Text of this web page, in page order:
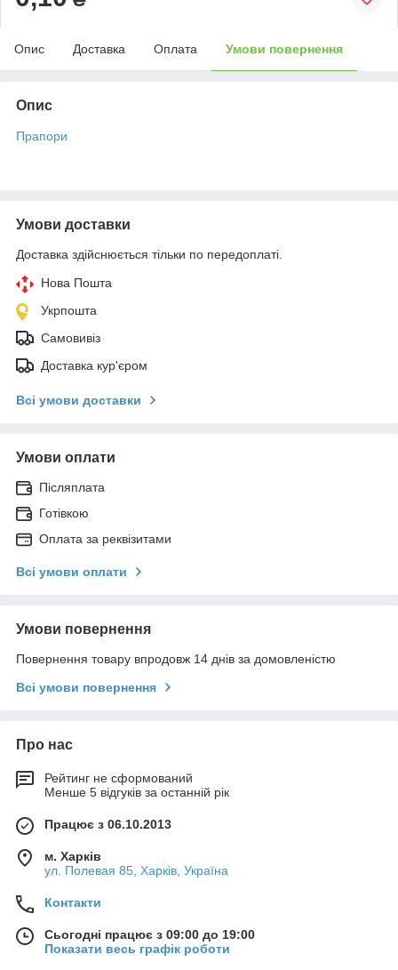
Опис Доставка Оплата Умови повернення
Опис
Прапори
Умови доставки
Доставка здійснюється тільки по передоплаті.
Нова Пошта
Укрпошта
Самовивіз
Доставка кур'єром
Всі умови доставки
Умови оплати
Післяплата
Готівкою
Оплата за реквізитами
Всі умови оплати
Умови повернення
Повернення товару впродовж 14 днів за домовленістю
Всі умови повернення
Про нас
Рейтинг не сформований
Менше 5 відгуків за останній рік
Працює з 06.10.2013
м. Харків
ул. Полевая 85, Харків, Україна
Контакти
Сьогодні працює з 09:00 до 19:00
Показати весь графік роботи